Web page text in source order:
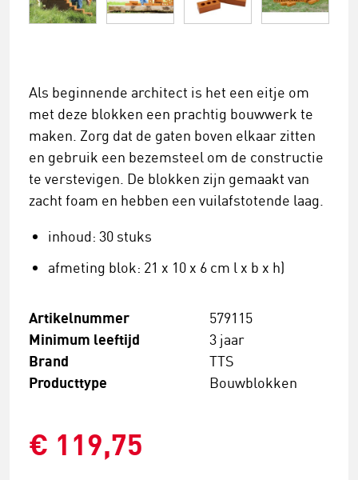
Als beginnende architect is het een eitje om
met deze blokken een prachtig bouwwerk te
maken. Zorg dat de gaten boven elkaar zitten
en gebruik een bezemsteel om de constructie
te verstevigen. De blokken zijn gemaakt van
zacht foam en hebben een vuilafstotende laag.
inhoud: 30 stuks
afmeting blok: 21 x 10 x 6 cm l x b x h)
Artikelnummer 579115
Minimum leeftijd 3 jaar
Brand TTS
Producttype Bouwblokken
€ 119,75